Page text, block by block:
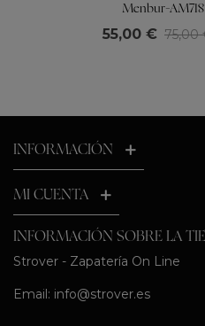
Menbur-AM718
55,00 € 75,00
INFORMACIÓN
MI CUENTA
INFORMACIÓN SOBRE LA
Strover - Zapatería On Line
Email: info@strover.es